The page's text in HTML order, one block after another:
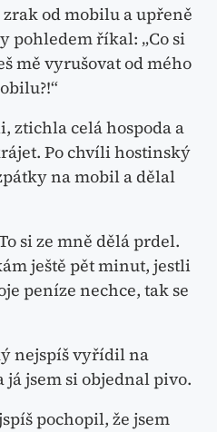
od mobilu a upřeně
pohledem říkal: „Co si
mě vyrušovat od mého
ztichla celá hospoda a
Po chvíli hostinský
na mobil a dělal
si ze mně dělá prdel.
ještě pět minut, jestli
peníze nechce, tak se
nejspíš vyřídil na
jsem si objednal pivo.
pochopil, že jsem